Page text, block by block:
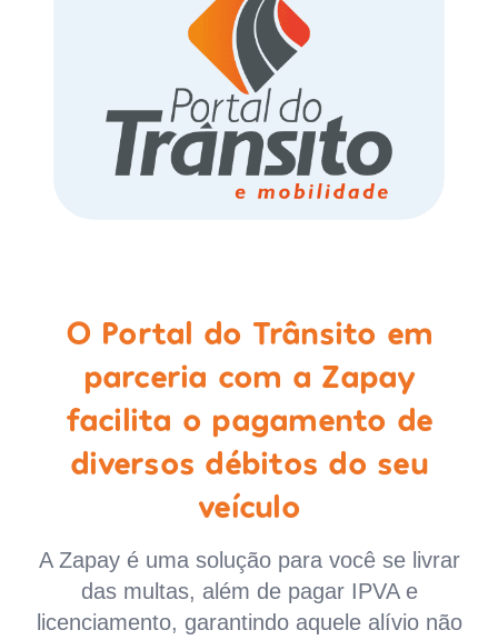
O Portal do Trânsito em
parceria com a Zapay
facilita o pagamento de
diversos débitos do seu
veículo
A Zapay é uma solução para você se livrar
das multas, além de pagar IPVA e
licenciamento, garantindo aquele alívio não